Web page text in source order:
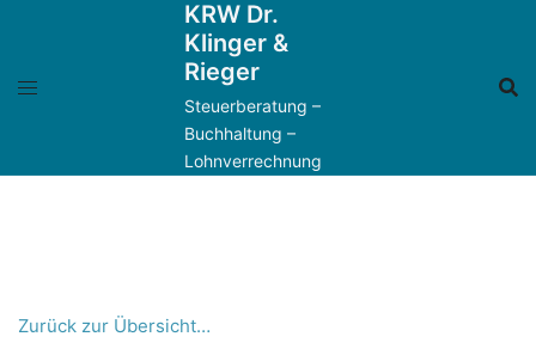
KRW Dr.
Klinger &
Rieger
Steuerberatung –
Buchhaltung –
Lohnverrechnung
Zurück zur Übersicht…